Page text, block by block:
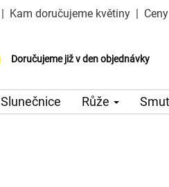
| Kam doručujeme květiny |
Doručujeme již v den objednávky
Doručujeme již od 200 Kč
Možný výběr času a dne doručení
Slunečnice Růže